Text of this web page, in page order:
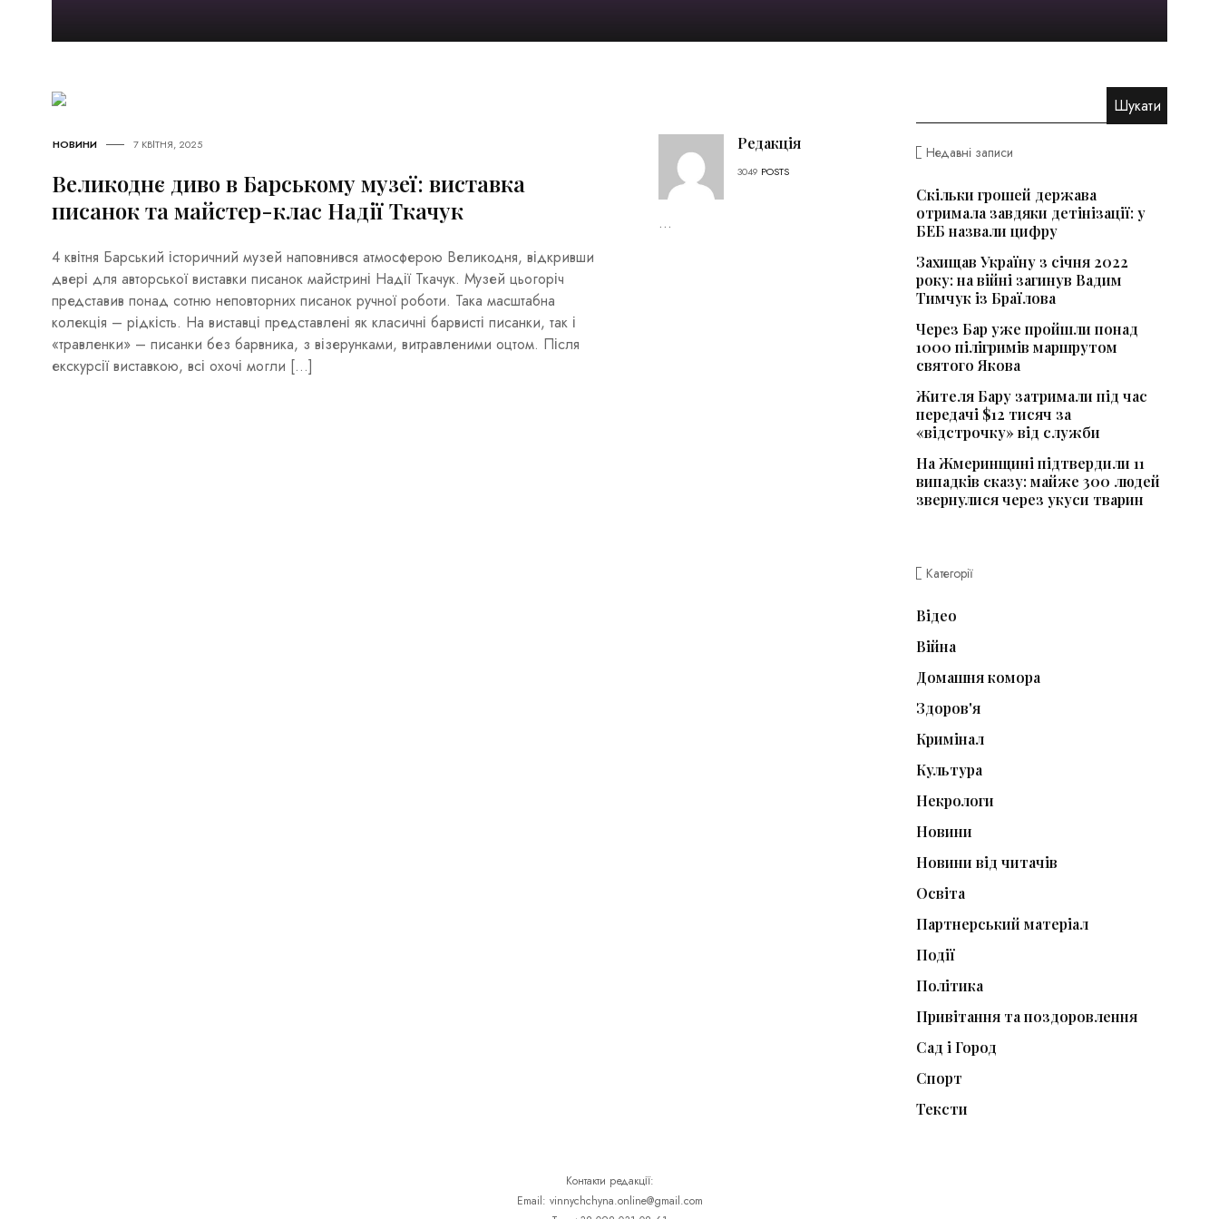
НОВИНИ 7 КВІТНЯ, 2025
Великоднє диво в Барському музеї: виставка
писанок та майстер-клас Надії Ткачук
4 квітня Барський історичний музей наповнився атмосферою Великодня, відкривши
двері для авторської виставки писанок майстрині Надії Ткачук. Музей цьогоріч
представив понад сотню неповторних писанок ручної роботи. Така масштабна
колекція – рідкість. На виставці представлені як класичні барвисті писанки, так і
«травленки» – писанки без барвника, з візерунками, витравленими оцтом. Після
екскурсії виставкою, всі охочі могли […]
Редакція
3049 POSTS
...
Недавні записи
Скільки грошей держава
отримала завдяки детінізації: у
БЕБ назвали цифру
Захищав Україну з січня 2022
року: на війні загинув Вадим
Тимчук із Браїлова
Через Бар уже пройшли понад
1000 пілігримів маршрутом
святого Якова
Жителя Бару затримали під час
передачі $12 тисяч за
«відстрочку» від служби
На Жмеринщині підтвердили 11
випадків сказу: майже 300 людей
звернулися через укуси тварин
Категорії
Відео
Війна
Домашня комора
Здоров'я
Кримінал
Культура
Некрологи
Новини
Новини від читачів
Освіта
Партнерський матеріал
Події
Політика
Привітання та поздоровлення
Сад і Город
Спорт
Тексти
Контакти редакції:
Email: vinnychchyna.online@gmail.com